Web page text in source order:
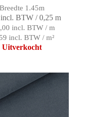
Breedte 1.45m
BTW / 0,25 m
incl. BTW / m
incl. BTW / m²
Uitverkocht